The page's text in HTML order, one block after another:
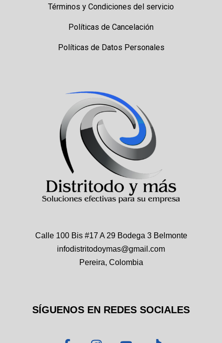
Términos y Condiciones del servicio
Políticas de Cancelación
Políticas de Datos Personales
Calle 100 Bis #17 A 29 Bodega 3 Belmonte
infodistritodoymas@gmail.com
Pereira, Colombia
SÍGUENOS EN REDES SOCIALES
F I Y T